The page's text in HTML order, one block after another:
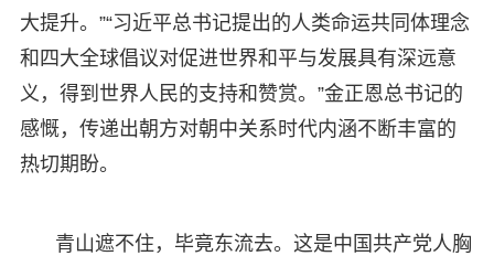
大提升。”“习近平总书记提出的人类命运共同体理念
和四大全球倡议对促进世界和平与发展具有深远意
义，得到世界人民的支持和赞赏。”金正恩总书记的
感慨，传递出朝方对朝中关系时代内涵不断丰富的
热切期盼。
青山遮不住，毕竟东流去。这是中国共产党人胸